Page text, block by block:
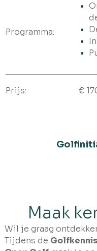
Programma:
Prijs: €
Maak
Wil je graag
Tijdens de